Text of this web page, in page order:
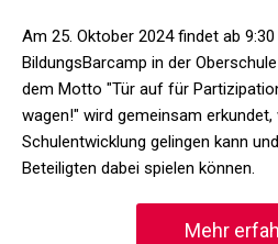
Am 25. Oktober 2024 findet ab
BildungsBarcamp in der
dem Motto "Tür auf für
wagen!" wird gemeinsam
Schulentwicklung gelingen kann
Beteiligten dabei spielen können.
Mehr